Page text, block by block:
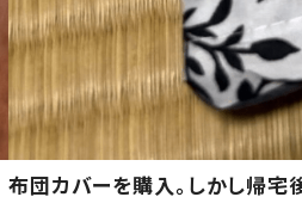
布団カバーを購入。しかし帰宅